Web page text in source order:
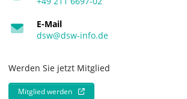
E-Mail
dsw@dsw-info.de
Werden Sie jetzt Mitglied
Mitglied werden